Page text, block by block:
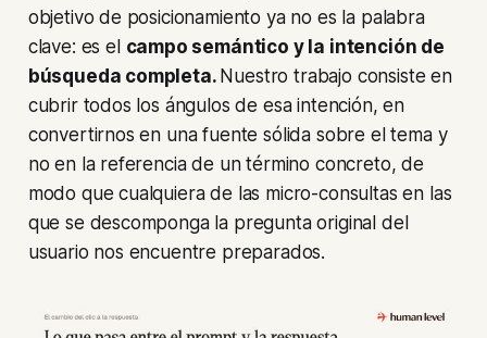
objetivo de posicionamiento ya no es la palabra
clave: es el campo semántico y la intención de
búsqueda completa. Nuestro trabajo consiste en
cubrir todos los ángulos de esa intención, en
convertirnos en una fuente sólida sobre el tema y
no en la referencia de un término concreto, de
modo que cualquiera de las micro-consultas en las
que se descomponga la pregunta original del
usuario nos encuentre preparados.